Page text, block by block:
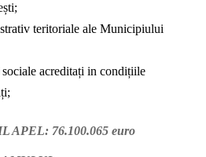
teritoriale ale Municipiului
acreditați in condițiile
APEL: 76.100.065 euro